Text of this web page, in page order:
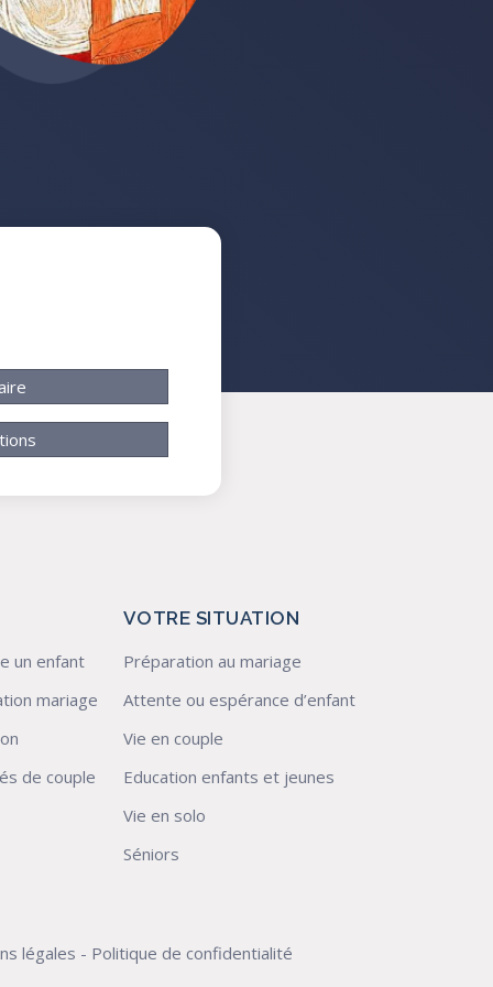
un enfant
mariage
de couple
VOTRE SITUATION
Préparation au mariage
Attente ou espérance d’enfant
Vie en couple
Education enfants et jeunes
Vie en solo
Séniors
légales - Politique de confidentialité